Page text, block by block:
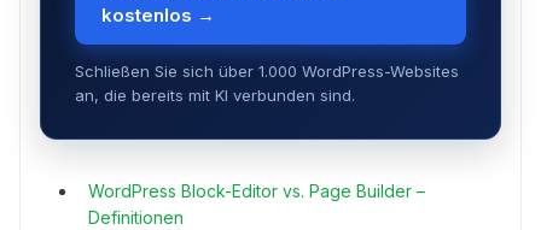
kostenlos →
Schließen Sie sich über 1.000 WordPress-Websites
an, die bereits mit KI verbunden sind.
WordPress Block-Editor vs. Page Builder –
Definitionen